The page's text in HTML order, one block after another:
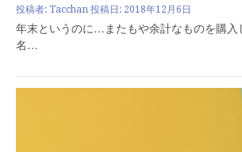
投稿者: Tacchan 投稿日: 2018年12月6日
年末というのに…またもや余計なものを購入
名…